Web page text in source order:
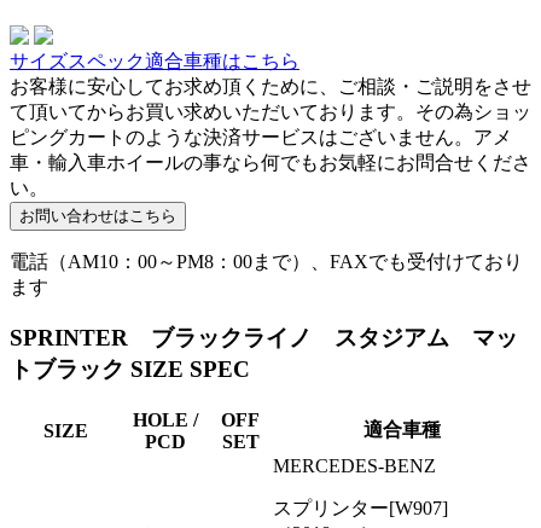
サイズスペック適合車種はこちら
お客様に安心してお求め頂くために、ご相談・ご説明をさせ
て頂いてからお買い求めいただいております。その為ショッ
ピングカートのような決済サービスはございません。アメ
車・輸入車ホイールの事なら何でもお気軽にお問合せくださ
い。
電話（AM10：00～PM8：00まで）、FAXでも受付けており
ます
SPRINTER ブラックライノ スタジアム マッ
トブラック SIZE SPEC
SIZE
HOLE /
PCD
OFF
SET
適合車種
MERCEDES-BENZ
スプリンター[W907]